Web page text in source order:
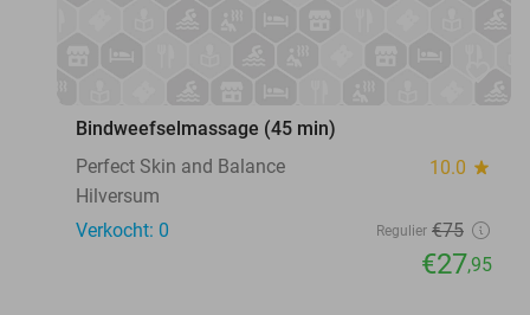
Bindweefselmassage (45 min)
Perfect Skin and Balance
10.0 star
Hilversum
Verkocht: 0
Regulier €75
€27,95